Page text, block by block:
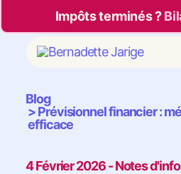
Blog
Prévisionnel financier :
efficace
4 Février 2026 - Notes
Impôts terminés ?